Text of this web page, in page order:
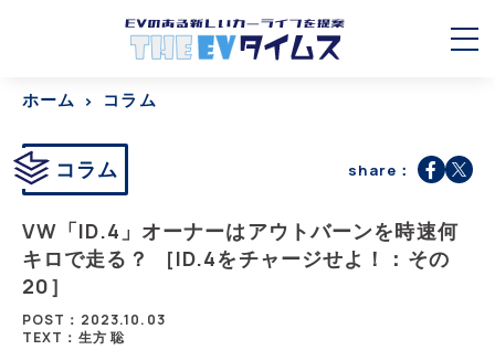
ホーム コラム
コラム share：
VW「ID.4」オーナーはアウトバーンを時速何
キロで走る？ ［ID.4をチャージせよ！：その
20］
POST：2023.10.03
TEXT：生方 聡